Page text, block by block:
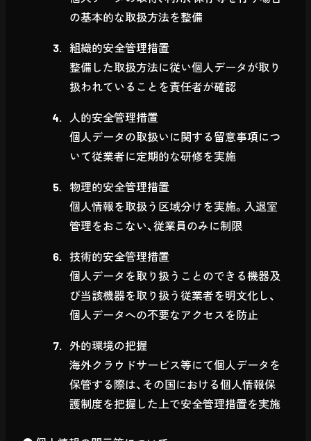
の基本的な取扱方法を整備
組織的安全管理措置
整備した取扱方法に従い個人データが取り
扱われていることを責任者が確認
人的安全管理措置
個人データの取扱いに関する留意事項につ
いて従業者に定期的な研修を実施
物理的安全管理措置
個人情報を取扱う区域分けを実施。入退室
管理をおこない、従業員のみに制限
技術的安全管理措置
個人データを取り扱うことのできる機器及
び当該機器を取り扱う従業者を明文化し、
個人データへの不要なアクセスを防止
外的環境の把握
海外クラウドサービス等にて個人データを
保管する際は、その国における個人情報保
護制度を把握した上で安全管理措置を実施